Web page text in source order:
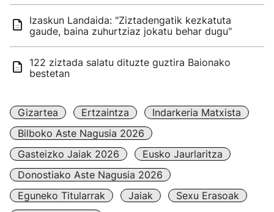
Izaskun Landaida: "Ziztadengatik kezkatuta
gaude, baina zuhurtziaz jokatu behar dugu"
122 ziztada salatu dituzte guztira Baionako
bestetan
Gizartea Ertzaintza
Indarkeria Matxista
Bilboko Aste Nagusia 2026
Gasteizko Jaiak 2026
Eusko Jaurlaritza
Donostiako Aste Nagusia 2026
Eguneko Titularrak
Jaiak
Sexu Erasoak